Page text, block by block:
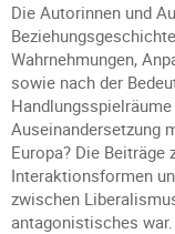
Die Autorinnen und
Wahrnehmungen,
sowie nach der
Auseinandersetzung
Europa? Die Beiträge
Interaktionsformen
zwischen
antagonistisches war.